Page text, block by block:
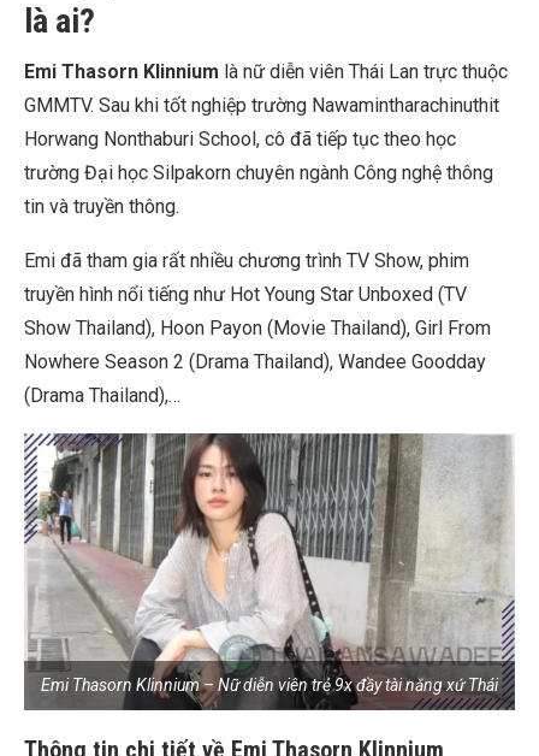
là ai?
Emi Thasorn Klinnium là nữ diễn viên Thái Lan trực thuộc
GMMTV. Sau khi tốt nghiệp trường Nawamintharachinuthit
Horwang Nonthaburi School, cô đã tiếp tục theo học
trường Đại học Silpakorn chuyên ngành Công nghệ thông
tin và truyền thông.
Emi đã tham gia rất nhiều chương trình TV Show, phim
truyền hình nổi tiếng như Hot Young Star Unboxed (TV
Show Thailand), Hoon Payon (Movie Thailand), Girl From
Nowhere Season 2 (Drama Thailand), Wandee Goodday
(Drama Thailand),…
Emi Thasorn Klinnium – Nữ diễn viên trẻ 9x đầy tài năng xứ Thái
Thông tin chi tiết về Emi Thasorn Klinnium